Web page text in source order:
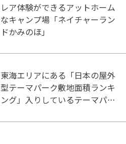
レア体験ができるアットホーム
なキャンプ場「ネイチャーラン
ドかみのほ」
東海エリアにある「日本の屋外
型テーマパーク敷地面積ランキ
ング」入りしているテーマパー